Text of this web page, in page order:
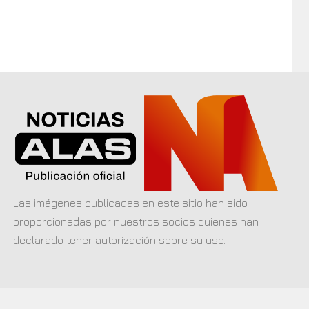
Las imágenes publicadas en este sitio han sido
proporcionadas por nuestros socios quienes han
declarado tener autorización sobre su uso.